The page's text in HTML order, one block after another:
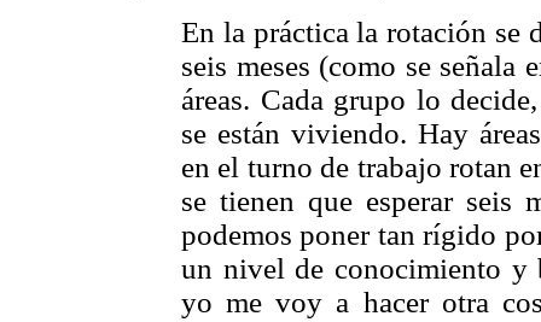
En la práctica la rotación se
seis meses (como se señala
áreas. Cada grupo lo
se están viviendo. Hay
en el turno de trabajo rotan
se tienen que esperar seis
podemos poner tan rígido
un nivel de conocimiento y
yo me voy a hacer otra